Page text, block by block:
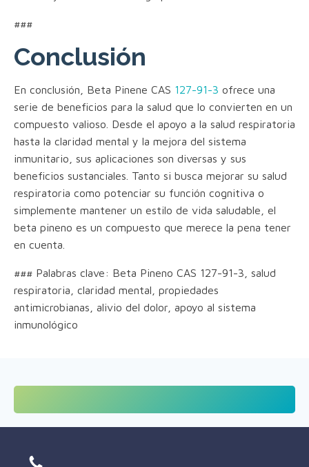
###
Conclusión
En conclusión, Beta Pinene CAS 127-91-3 ofrece una
serie de beneficios para la salud que lo convierten en un
compuesto valioso. Desde el apoyo a la salud respiratoria
hasta la claridad mental y la mejora del sistema
inmunitario, sus aplicaciones son diversas y sus
beneficios sustanciales. Tanto si busca mejorar su salud
respiratoria como potenciar su función cognitiva o
simplemente mantener un estilo de vida saludable, el
beta pineno es un compuesto que merece la pena tener
en cuenta.
### Palabras clave: Beta Pineno CAS 127-91-3, salud
respiratoria, claridad mental, propiedades
antimicrobianas, alivio del dolor, apoyo al sistema
inmunológico